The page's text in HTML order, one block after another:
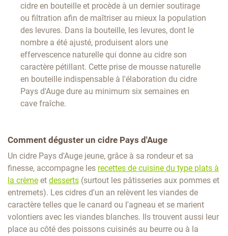
cidre en bouteille et procède à un dernier soutirage
ou filtration afin de maîtriser au mieux la population
des levures. Dans la bouteille, les levures, dont le
nombre a été ajusté, produisent alors une
effervescence naturelle qui donne au cidre son
caractère pétillant. Cette prise de mousse naturelle
en bouteille indispensable à l'élaboration du cidre
Pays d'Auge dure au minimum six semaines en
cave fraîche.
Comment déguster un cidre Pays d'Auge
Un cidre Pays d'Auge jeune, grâce à sa rondeur et sa
finesse, accompagne les recettes de cuisine du type plats à
la crème et desserts (surtout les pâtisseries aux pommes et
entremets). Les cidres d'un an relèvent les viandes de
caractère telles que le canard ou l'agneau et se marient
volontiers avec les viandes blanches. Ils trouvent aussi leur
place au côté des poissons cuisinés au beurre ou à la